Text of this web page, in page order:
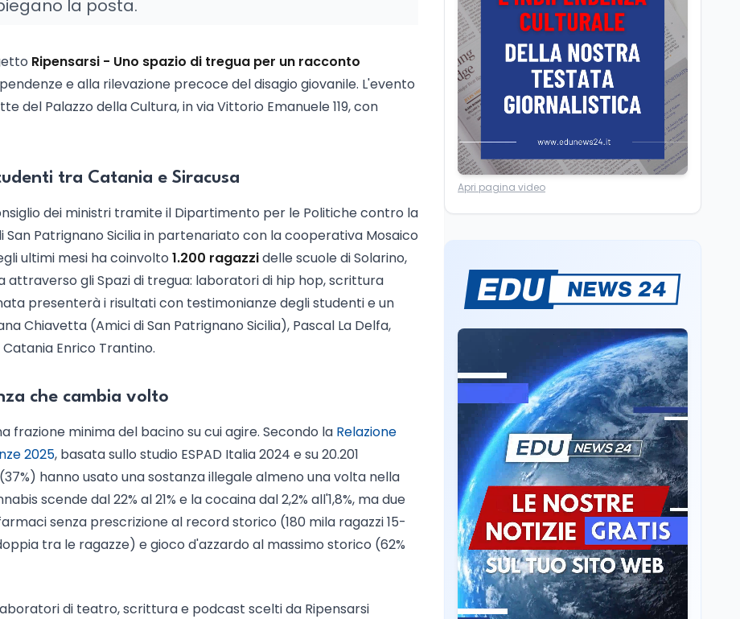
la posta.
Ripensarsi - Uno spazio di tregua per un racconto
e alla rilevazione precoce del disagio giovanile. L'evento
del Palazzo della Cultura, in via Vittorio Emanuele 119, con
tra Catania e Siracusa
dei ministri tramite il Dipartimento per le Politiche contro la
San Patrignano Sicilia in partenariato con la cooperativa Mosaico
ultimi mesi ha coinvolto 1.200 ragazzidelle scuole di Solarino,
attraverso gli Spazi di tregua: laboratori di hip hop, scrittura
presenterà i risultati con testimonianze degli studenti e un
Chiavetta (Amici di San Patrignano Sicilia), Pascal La Delfa,
Enrico Trantino.
che cambia volto
frazione minima del bacino su cui agire. Secondo la Relazione
2025, basata sullo studio ESPAD Italia 2024 e su 20.201
hanno usato una sostanza illegale almeno una volta nella
scende dal 22% al 21% e la cocaina dal 2,2% all'1,8%, ma due
senza prescrizione al record storico (180 mila ragazzi 15-
tra le ragazze) e gioco d'azzardo al massimo storico (62%
di teatro, scrittura e podcast scelti da Ripensarsi
Il cloaking selettivo di
Time: ads invisibili solo
per i chatbot AI
Mondo 8 ago
A Nonthaburi il killer
14enne era bullizzato: la
Lavoro8 ago
Riforma del calcio, si
Mario Occhiuto
Mondo
L'8 agosto è la Giornata
europea in memoria
Istituita dal Parlamento
di Strasburgo in ricordo
dei minatori morti a
Marcinelle nel 1956
Università8 ago
Università statali, il
Fondo ordinario 2026
sale a 9,415 miliardi, c'è
la firma della ministra
Bernini sul decreto
Tecnologia8 ago
Il cloaking selettivo di
Time: ads invisibili solo
per i chatbot AI
Mondo8 ago
A Nonthaburi il killer
14enne era bullizzato: la
CZ-75 era del nonno
Apri pagina video